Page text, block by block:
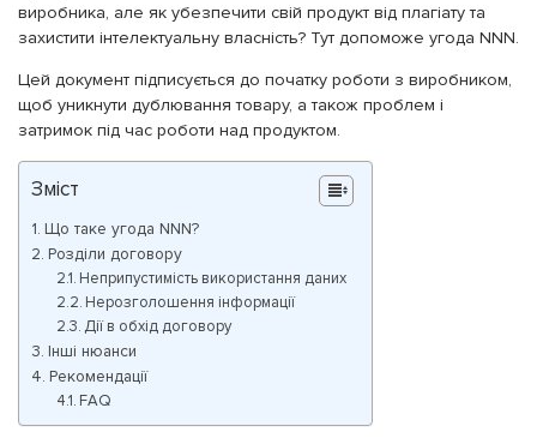
виробника, але як убезпечити свій продукт від плагіату та
захистити інтелектуальну власність? Тут допоможе угода NNN.
Цей документ підписується до початку роботи з виробником,
щоб уникнути дублювання товару, а також проблем і
затримок під час роботи над продуктом.
Зміст
Що таке угода NNN?
Розділи договору
Неприпустимість використання даних
Нерозголошення інформації
Дії в обхід договору
Інші нюанси
Рекомендації
FAQ